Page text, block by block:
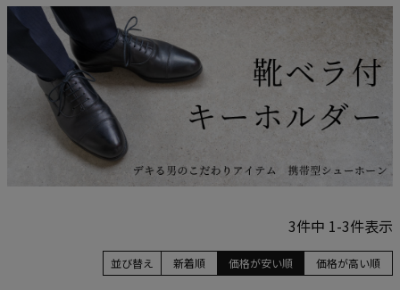
並び替え 価格が安い順 価格が高い順
新着順
3件中 1-3件表示